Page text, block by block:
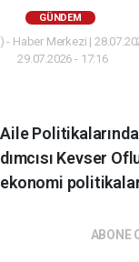
GÜNDEM
Haber Merkezi |
29.07.2026 - 17:16
Aile
Kevser
ekonomi
ABONE